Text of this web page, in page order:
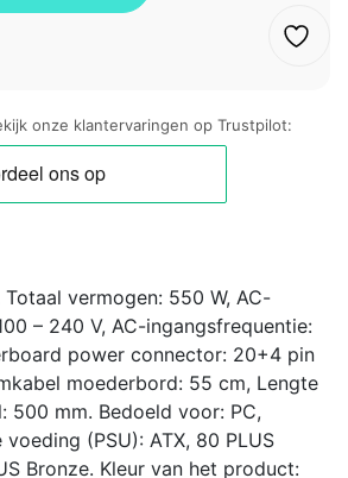
onze klantervaringen op Trustpilot:
Totaal vermogen: 550 W, AC-
– 240 V, AC-ingangsfrequentie:
power connector: 20+4 pin
moederbord: 55 cm, Lengte
500 mm. Bedoeld voor: PC,
(PSU): ATX, 80 PLUS
Bronze. Kleur van het product: